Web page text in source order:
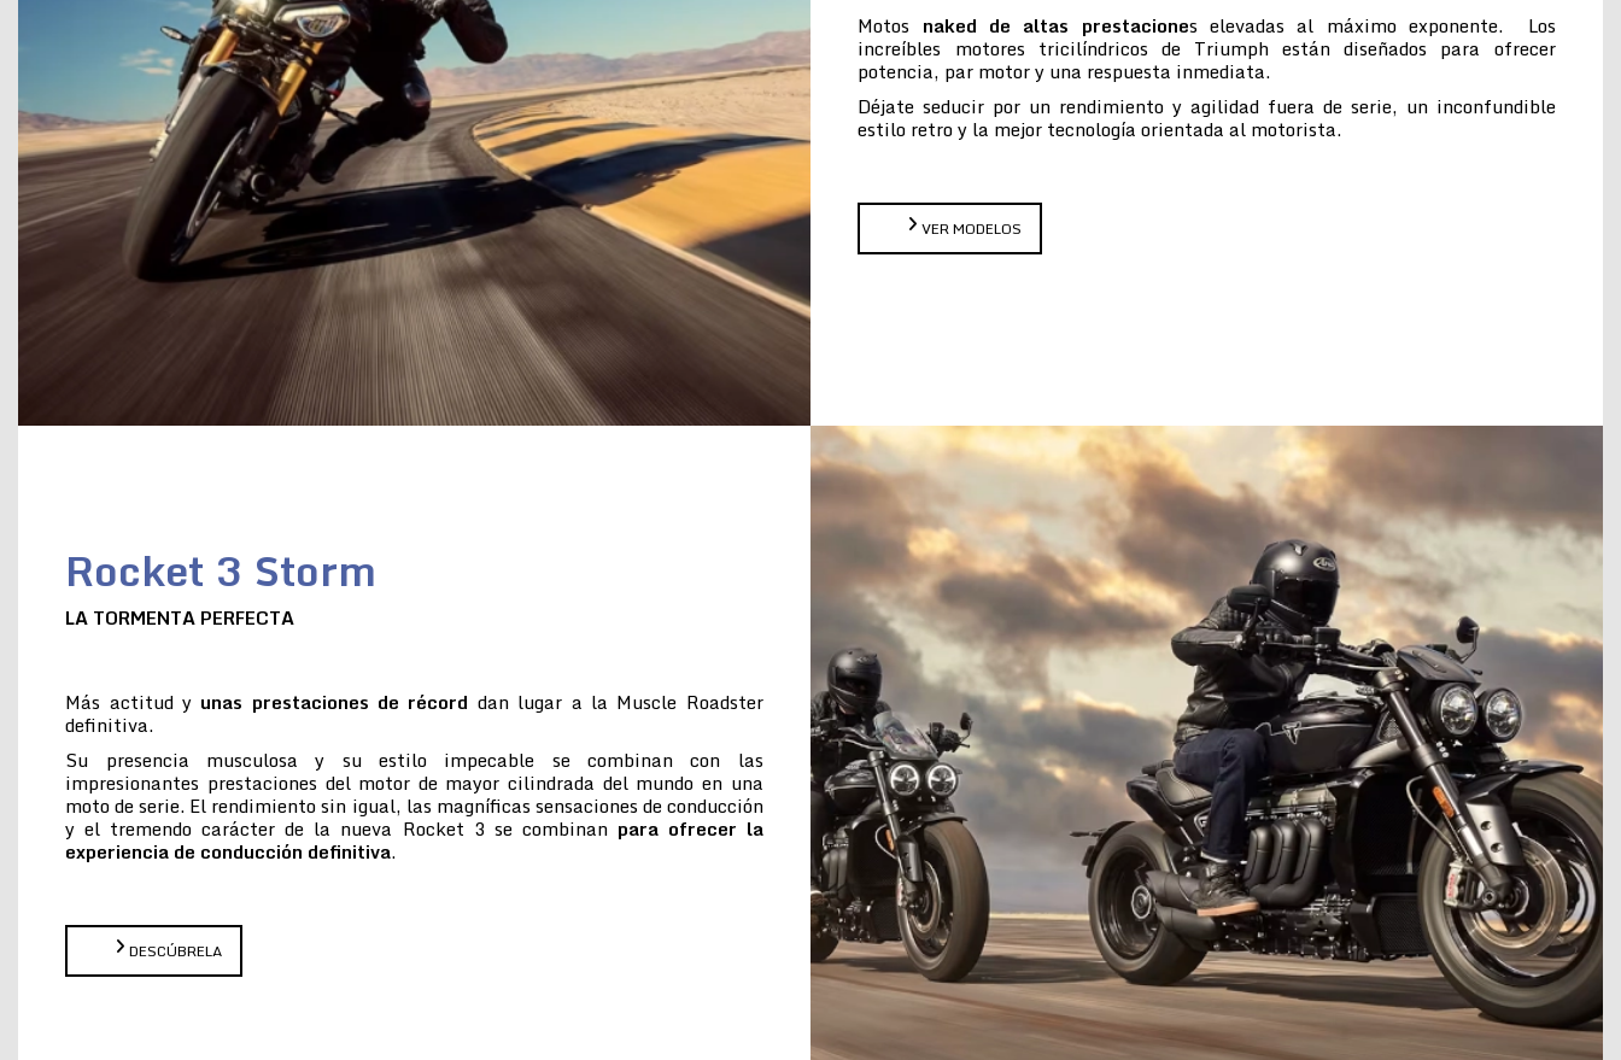
Motos naked de altas prestaciones elevadas al máximo exponente. Los
increíbles motores tricilíndricos de Triumph están diseñados para ofrecer
potencia, par motor y una respuesta inmediata.
Déjate seducir por un rendimiento y agilidad fuera de serie, un inconfundible
estilo retro y la mejor tecnología orientada al motorista.
VER MODELOS
Rocket 3 Storm
LA TORMENTA PERFECTA
Más actitud y unas prestaciones de récord dan lugar a la Muscle Roadster
definitiva.
Su presencia musculosa y su estilo impecable se combinan con las
impresionantes prestaciones del motor de mayor cilindrada del mundo en una
moto de serie. El rendimiento sin igual, las magníficas sensaciones de conducción
y el tremendo carácter de la nueva Rocket 3 se combinan para ofrecer la
experiencia de conducción definitiva.
DESCÚBRELA